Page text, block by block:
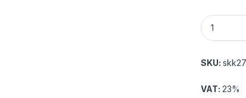
Skoroszyt
SKU:
VAT: 23%